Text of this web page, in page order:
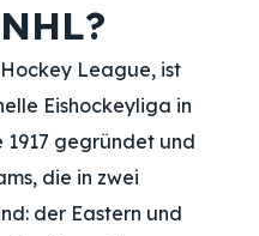
League, ist
Eishockeyliga in
gegründet und
die in zwei
der Eastern und